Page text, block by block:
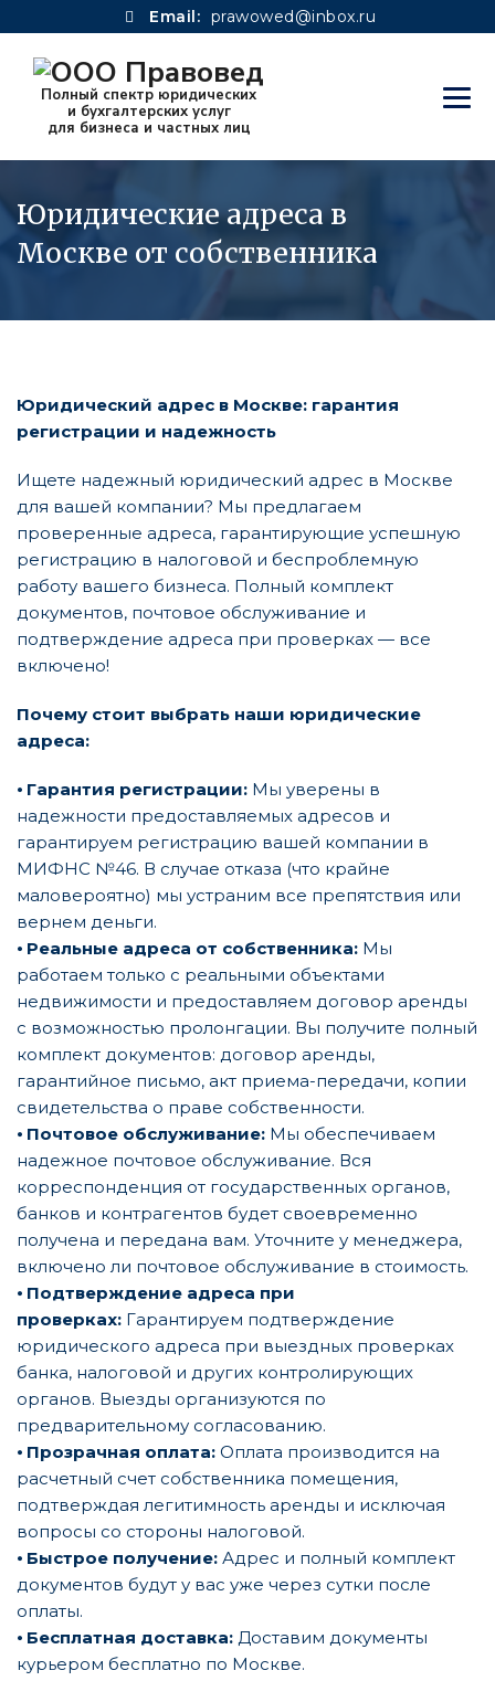
Email: prawowed@inbox.ru
Юридические адреса в
Москве от собственника
Юридический адрес в Москве: гарантия
регистрации и надежность
Ищете надежный юридический адрес в Москве
для вашей компании? Мы предлагаем
проверенные адреса, гарантирующие успешную
регистрацию в налоговой и беспроблемную
работу вашего бизнеса. Полный комплект
документов, почтовое обслуживание и
подтверждение адреса при проверках — все
включено!
Почему стоит выбрать наши юридические
адреса:
⦁ Гарантия регистрации: Мы уверены в
надежности предоставляемых адресов и
гарантируем регистрацию вашей компании в
МИФНС №46. В случае отказа (что крайне
маловероятно) мы устраним все препятствия или
вернем деньги.
⦁ Реальные адреса от собственника: Мы
работаем только с реальными объектами
недвижимости и предоставляем договор аренды
с возможностью пролонгации. Вы получите полный
комплект документов: договор аренды,
гарантийное письмо, акт приема-передачи, копии
свидетельства о праве собственности.
⦁ Почтовое обслуживание: Мы обеспечиваем
надежное почтовое обслуживание. Вся
корреспонденция от государственных органов,
банков и контрагентов будет своевременно
получена и передана вам. Уточните у менеджера,
включено ли почтовое обслуживание в стоимость.
⦁ Подтверждение адреса при
проверках: Гарантируем подтверждение
юридического адреса при выездных проверках
банка, налоговой и других контролирующих
органов. Выезды организуются по
предварительному согласованию.
⦁ Прозрачная оплата: Оплата производится на
расчетный счет собственника помещения,
подтверждая легитимность аренды и исключая
вопросы со стороны налоговой.
⦁ Быстрое получение: Адрес и полный комплект
документов будут у вас уже через сутки после
оплаты.
⦁ Бесплатная доставка: Доставим документы
курьером бесплатно по Москве.